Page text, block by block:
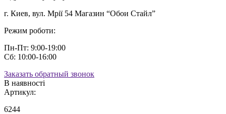
г. Киев, вул. Мрії 54 Магазин “Обои Стайл”
Режим роботи:
Пн-Пт: 9:00-19:00
Сб: 10:00-16:00
Заказать обратный звонок
В наявності
Артикул:
6244